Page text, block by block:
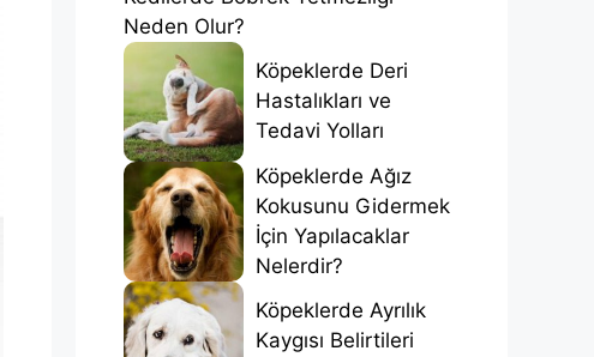
Neden Olur?
Köpeklerde Deri
Hastalıkları ve
Tedavi Yolları
Köpeklerde Ağız
Kokusunu Gidermek
İçin Yapılacaklar
Nelerdir?
Köpeklerde Ayrılık
Kaygısı Belirtileri